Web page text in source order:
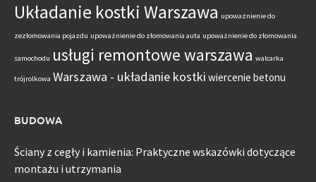
Układanie kostki Warszawa upoważnienie do
zezłomowania pojazdu upoważnienie do złomowania auta upoważnienie do złomowania
samochodu usługi remontowe warszawa walcarka
trójrolkowa Warszawa - układanie kostki wiercenie betonu
BUDOWA
Ściany z cegły i kamienia: Praktyczne wskazówki dotyczące
montażu i utrzymania